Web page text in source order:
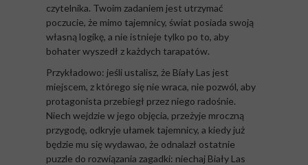
czytelnika. Twoim zadaniem jest utrzymać
poczucie, że mimo tajemnicy, świat posiada swoją
własną logikę, a nie istnieje tylko po to, aby
bohater wyszedł z każdych tarapatów.
Przykładowo: jeśli ustalisz, że Biały Las jest
miejscem, z którego się nie wraca, nie pozwól, aby
protagonista przebiegł przez niego radośnie.
Niech wejdzie w jego objęcia, przeżyje mroczną
przygodę, odkryje ułamek tajemnicy, a kiedy już
będzie mu się wydawao, że odnalazł ostatnie
puzzle do rozwiązania zagadki: niechaj Biały Las